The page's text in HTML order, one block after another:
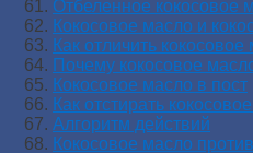
Отбеленное кокосовое
Кокосовое масло и
Как отличить
Почему кокосовое
Кокосовое масло в пост
Как отстирать
Алгоритм действий
Кокосовое масло